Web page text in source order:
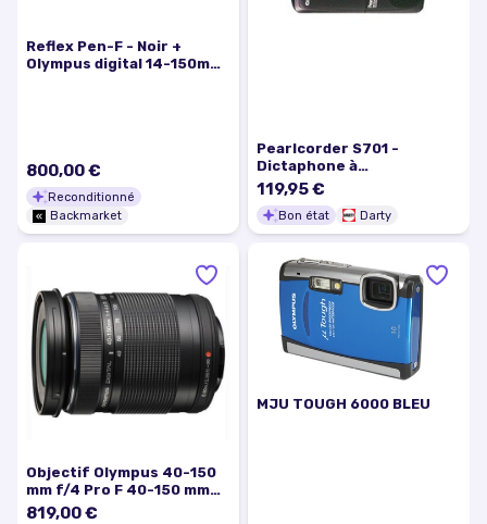
Reflex Pen-F - Noir +
Olympus digital 14-150mm
800,00 €
Reconditionné
Backmarket
Pearlcorder S701 -
Dictaphone à
microcassette - 150 mW -
bleu métallique
119,95 €
Bon état Darty
Objectif Olympus 40-150
mm f/4 Pro F 40-150 mm
f/4
819,00 €
MJU TOUGH 6000 BLEU